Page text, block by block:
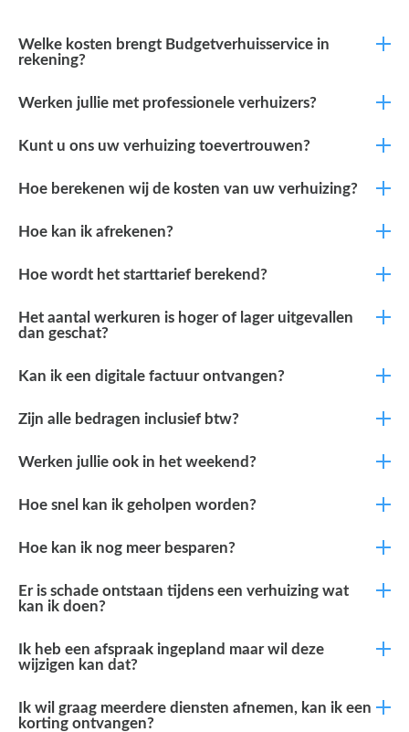
Welke kosten brengt Budgetverhuisservice in
rekening?
Werken jullie met professionele verhuizers?
Kunt u ons uw verhuizing toevertrouwen?
Hoe berekenen wij de kosten van uw verhuizing?
Hoe kan ik afrekenen?
Hoe wordt het starttarief berekend?
Het aantal werkuren is hoger of lager uitgevallen
dan geschat?
Kan ik een digitale factuur ontvangen?
Zijn alle bedragen inclusief btw?
Werken jullie ook in het weekend?
Hoe snel kan ik geholpen worden?
Hoe kan ik nog meer besparen?
Er is schade ontstaan tijdens een verhuizing wat
kan ik doen?
Ik heb een afspraak ingepland maar wil deze
wijzigen kan dat?
Ik wil graag meerdere diensten afnemen, kan ik een
korting ontvangen?